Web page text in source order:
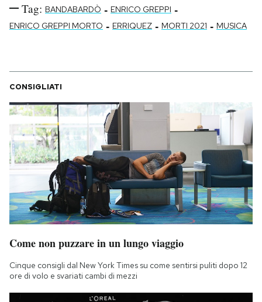
Tag: BANDABARDÒ - ENRICO GREPPI -
ENRICO GREPPI MORTO - ERRIQUEZ - MORTI 2021 - MUSICA
CONSIGLIATI
Come non puzzare in un lungo viaggio
Cinque consigli dal New York Times su come sentirsi puliti dopo 12
ore di volo e svariati cambi di mezzi